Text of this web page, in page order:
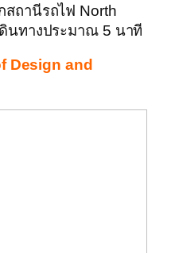
สถานีรถไฟ North
ดินทางประมาณ 5 นาที
Design and